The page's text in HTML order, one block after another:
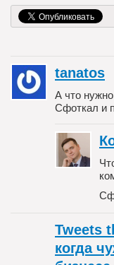
tanatos
А что
Сфоткал и
Tweets
когда